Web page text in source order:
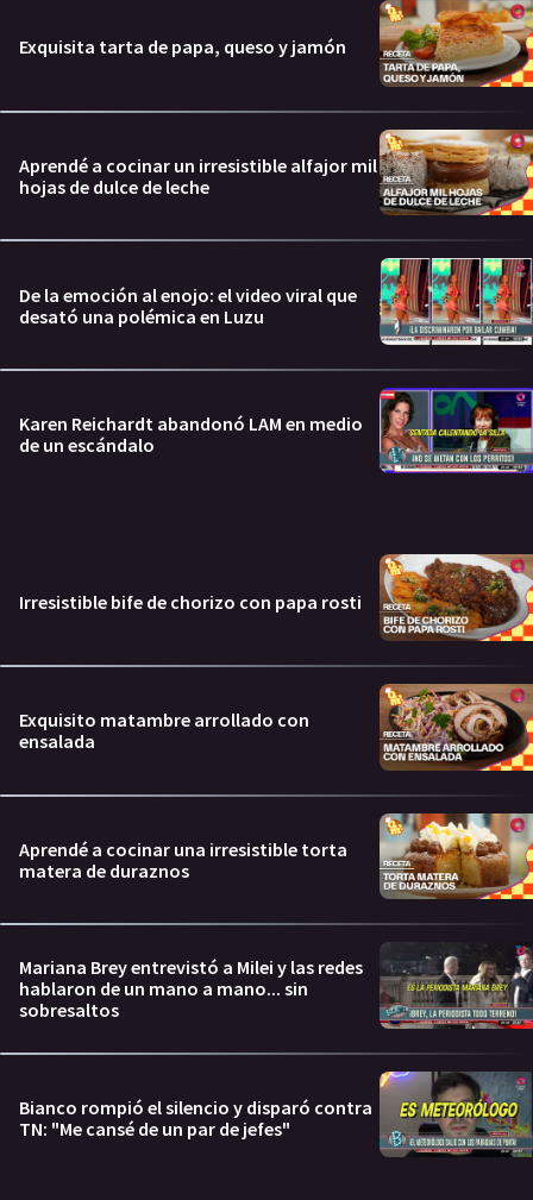
Exquisita tarta de papa, queso y jamón
Aprendé a cocinar un irresistible alfajor mil
hojas de dulce de leche
De la emoción al enojo: el video viral que
desató una polémica en Luzu
Karen Reichardt abandonó LAM en medio
de un escándalo
Irresistible bife de chorizo con papa rosti
Exquisito matambre arrollado con
ensalada
Aprendé a cocinar una irresistible torta
matera de duraznos
Mariana Brey entrevistó a Milei y las redes
hablaron de un mano a mano... sin
sobresaltos
Bianco rompió el silencio y disparó contra
TN: "Me cansé de un par de jefes"